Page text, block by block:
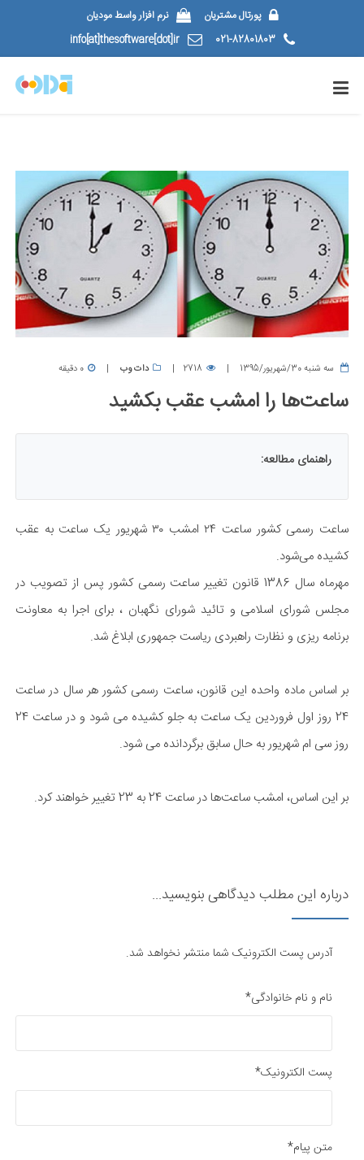
پورتال مشتریان
نرم افزار واسط مودیان
021-82801803
info[at]thesoftware[dot]ir
سه شنبه 30/شهریور/1395 2718 دات وب 0 دقیقه
ساعت‌ها را امشب عقب بکشید
راهنمای مطالعه:
ساعت رسمی کشور ساعت ۲۴ امشب ۳۰ شهریور یک ساعت به عقب
کشیده می‌شود.
مهرماه سال 1386 قانون تغییر ساعت رسمی کشور پس از تصویب در
مجلس شورای اسلامی و تائید شورای نگهبان ، برای اجرا به معاونت
برنامه ریزی و نظارت راهبردی ریاست جمهوری ابلاغ شد.
بر اساس ماده واحده این قانون، ساعت رسمی کشور هر سال در ساعت
24 روز اول فروردین یک ساعت به جلو کشیده می شود و در ساعت 24
روز سی ام شهریور به حال سابق برگردانده می شود.
بر این اساس، امشب ساعت‌ها در ساعت 24 به 23 تغییر خواهند کرد.
درباره این مطلب دیدگاهی بنویسید...
آدرس پست الکترونیک شما منتشر نخواهد شد.
نام و نام خانوادگی*
پست الکترونیک*
متن پیام*